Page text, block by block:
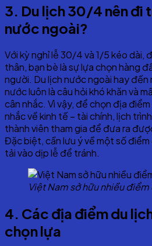
3. Du lịch 30/4 nên đi
nước ngoài?
Với kỳ nghỉ lễ 30/4 và 1/5 kéo dài,
thân, bạn bè là sự lựa chọn hàng
người. Du lịch nước ngoài hay
nước luôn là câu hỏi khó khăn và
cân nhắc. Vì vậy, để chọn địa
nhắc về kinh tế – tài chính, lịch
thành viên tham gia để đưa ra
Đặc biệt, cần lưu ý về một số
tải vào dịp lễ để tránh.
Việt Nam sở hữu nhiều
4. Các địa điểm du
chọn lựa